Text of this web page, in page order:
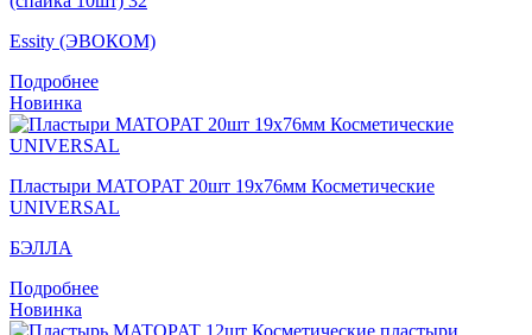
Essity (ЭВОКОМ)
Подробнее
Новинка
Пластыри MATOPAT 20шт 19x76мм Косметические
UNIVERSAL
БЭЛЛА
Подробнее
Новинка